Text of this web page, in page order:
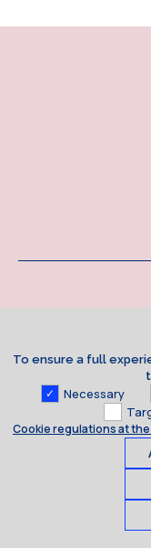
© 2026
To ensure a full
Necessary
Cookie regulations at the